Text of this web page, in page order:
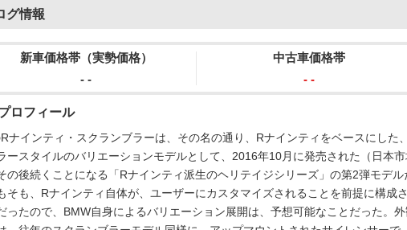
グ情報
新車価格帯（実勢価格）
- -
中古車価格帯
- -
ロフィール
ナインティ・スクランブラーは、その名の通り、Rナインティをベースにした
ースタイルのバリエーションモデルとして、2016年10月に発売された（日本
の後続くことになる「Rナインティ派生のヘリテイジシリーズ」の第2弾モデル
そも、Rナインティ自体が、ユーザーにカスタマイズされることを前提に構成
ったので、BMW自身によるバリエーション展開は、予想可能なことだった。外